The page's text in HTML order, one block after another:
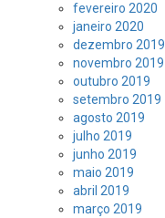
fevereiro 2020
janeiro 2020
dezembro 2019
novembro 2019
outubro 2019
setembro 2019
agosto 2019
julho 2019
junho 2019
maio 2019
abril 2019
março 2019